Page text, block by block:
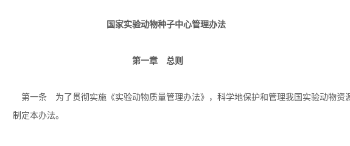
国家实验动物种子中心管理办法
第一章 总则
第一条 为了贯彻实施《实验动物质量管理办法》，科学地保护和管理我国实验动物资
制定本办法。